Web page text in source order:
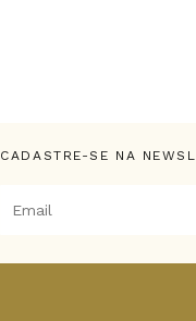
CADASTRE-SE NA